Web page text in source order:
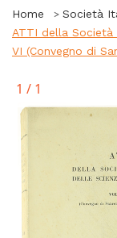
Home
Società
ATTI della Società
VI (Convegno di
1 / 1